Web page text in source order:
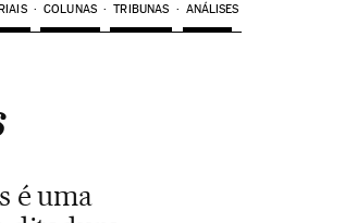
COLUNAS TRIBUNAS ANÁLISES
é uma